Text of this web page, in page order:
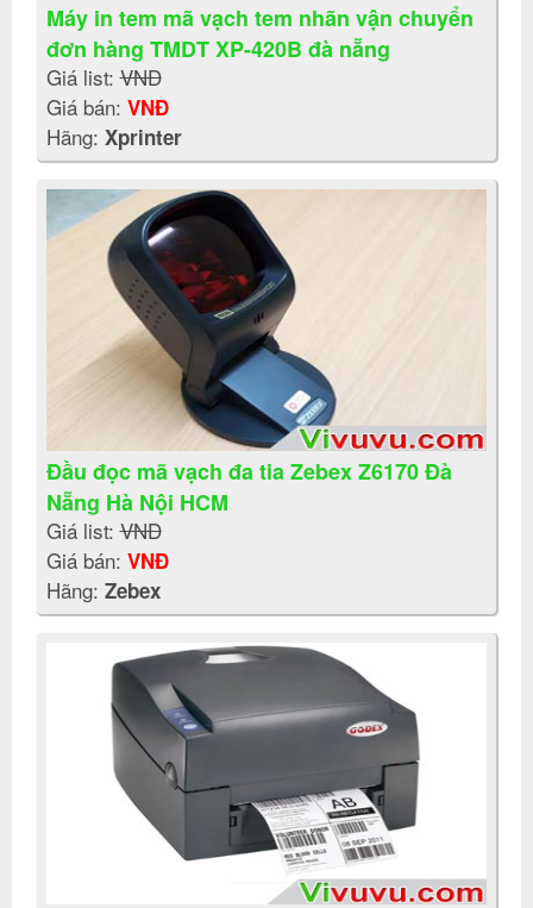
Máy in tem mã vạch tem nhãn vận chuyển
đơn hàng TMDT XP-420B đà nẵng
Giá list:VNĐ
Giá bán: VNĐ
Hãng: Xprinter
Đầu đọc mã vạch đa tia Zebex Z6170 Đà
Nẵng Hà Nội HCM
Giá list:VNĐ
Giá bán: VNĐ
Hãng: Zebex